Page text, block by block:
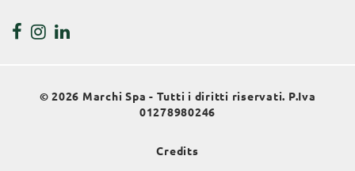
© 2026 Marchi Spa - Tutti i diritti riservati. P.Iva
01278980246
Credits